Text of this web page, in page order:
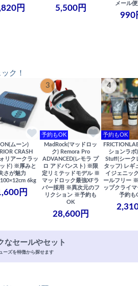
円 5,500円
メール
990
ク！
ムーン)
CRASH
リアークラッ
ド) ※厚みと
さが魅力
6kg
円
3
予約もOK
MadRock(マッドロッ
ク) Remora Pro
ADVANCED(レモラ プ
ロ アドバンスト) ※限
定リミテッドモデル ※
マッドロック最強XFラ
バー採用 ※異次元のフ
リクション ※予約も
OK
28,600円
4
予約もOK
ションラボ
Stuff(シーク
タッフ) レギ
イジェニッ
ールフリー
ップクライ
予約も
なセールやセット
ーズを特徴から探せます